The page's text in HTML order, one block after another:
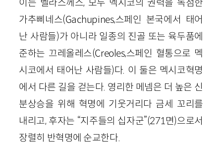
이는 벨라스께스, 모두 멕시코의 권력을 독점한
가추삐네스(Gachupines,스페인 본국에서 태어
난 사람들)가 아니라 일종의 진골 또는 육두품에
준하는 끄레올레스(Creoles,스페인 혈통으로 멕
시코에서 태어난 사람들)다. 이 둘은 멕시코혁명
에서 다른 길을 걷는다. 영리한 메넴은 더 높은 신
분상승을 위해 혁명에 기웃거리다 금세 꼬리를
내리고, 후자는 “지주들의 십자군”(271면)으로서
장렬히 반혁명에 순교한다.